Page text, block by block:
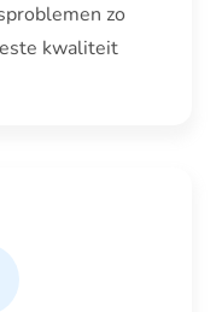
zo
kwaliteit